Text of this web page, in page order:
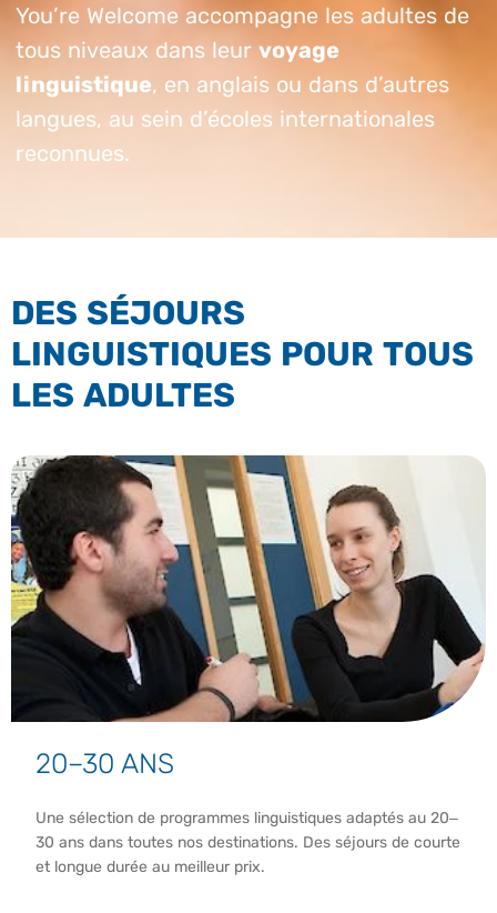
You’re Welcome accompagne les adultes de
tous niveaux dans leur voyage
linguistique, en anglais ou dans d’autres
langues, au sein d’écoles internationales
reconnues.
DES SÉJOURS
LINGUISTIQUES POUR TOUS
LES ADULTES
20–30 ANS
Une sélection de programmes linguistiques adaptés au 20–
30 ans dans toutes nos destinations. Des séjours de courte
et longue durée au meilleur prix.